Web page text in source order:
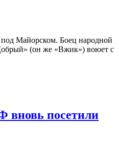
Майорском. Боец народной
(он же «Вжик») воюет с
вновь посетили